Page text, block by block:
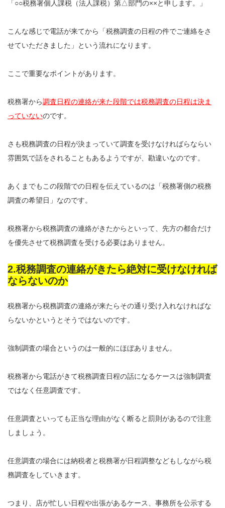
「○○税務署個人課税（法人課税）第△部門の××と申します。」
こんな感じで電話が来てから「税務調査の日程の件でご連絡をさ
せていただきました」という流れになります。
ここで重要なポイントがあります。
税務署から調査日程の連絡が来た段階では税務調査の日程は決ま
っていないのです。
さも税務調査の日程が決まっていて調査を受けなければらならい
雰囲気で話をされることもあるようですが、勘違いなのです。
あくまでもこの段階での日程を伝えているのは「税務署側の税務
調査の希望日」なのです。
税務署から税務調査の連絡がきたからといって、先方の都合だけ
を優先させて税務調査を受ける必要はありません。
2.税務調査の連絡がきたら絶対に受けなければ
ならないのか
税務署から税務調査の連絡が来たらその通り受け入れなければな
らないかというとそうではないのです。
強制調査の場合というのは一般的にほぼありません。
税務署から電話がきて税務調査日程の話になるケースは強制調査
ではなく任意調査です。
任意調査といっても正当な理由がなく断ると罰則があるので注意
しましょう。
任意調査の場合には納税者と税務署が日程調整などもしながら税
務調査をしていきます。
つまり、店が忙しい日程や出張があるケース、事務所を公示する